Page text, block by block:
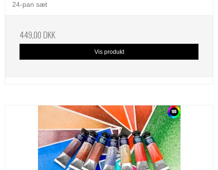
24-pan sæt
449,00 DKK
Vis produkt